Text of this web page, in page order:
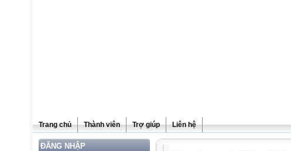
Trang chủ Thành viên Trợ giúp Liên hệ
ĐĂNG NHẬP